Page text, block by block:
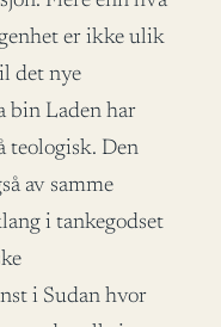
er ikke ulik
det nye
bin Laden har
teologisk. Den
av samme
i tankegodset
i Sudan hvor